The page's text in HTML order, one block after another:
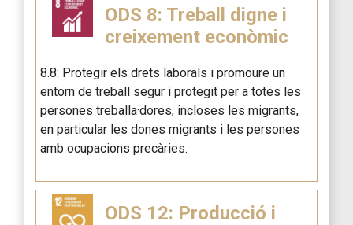
ODS 8: Treball digne i
creixement econòmic
8.8: Protegir els drets laborals i promoure un
entorn de treball segur i protegit per a totes les
persones treballa·dores, incloses les migrants,
en particular les dones migrants i les persones
amb ocupacions precàries.
ODS 12: Producció i